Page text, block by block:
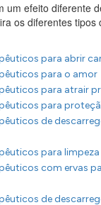
um efeito diferente
os diferentes tipos
para abrir
para o amor
para atrair
para
de
para
com ervas
de